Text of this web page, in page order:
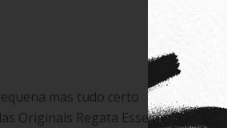
mas tudo certo
Originals Regata Essentials Swim